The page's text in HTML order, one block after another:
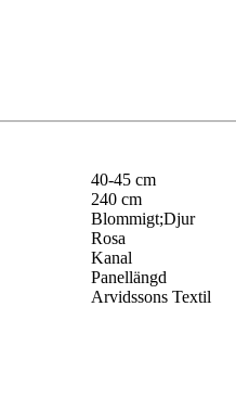
40-45 cm
240 cm
Blommigt;Djur
Rosa
Kanal
Panellängd
Arvidssons Textil